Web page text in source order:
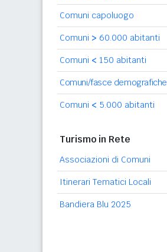
Comuni capoluogo
Comuni > 60.000 abitanti
Comuni < 150 abitanti
Comuni/fasce demografiche
Comuni < 5.000 abitanti
Turismo in Rete
Associazioni di Comuni
Itinerari Tematici Locali
Bandiera Blu 2025